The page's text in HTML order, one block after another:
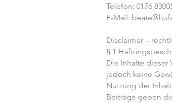
Telefon: 0176
E-Mail:
Disclaimer –
§ 1
Die Inhalte
jedoch keine
Nutzung der
Beiträge geben